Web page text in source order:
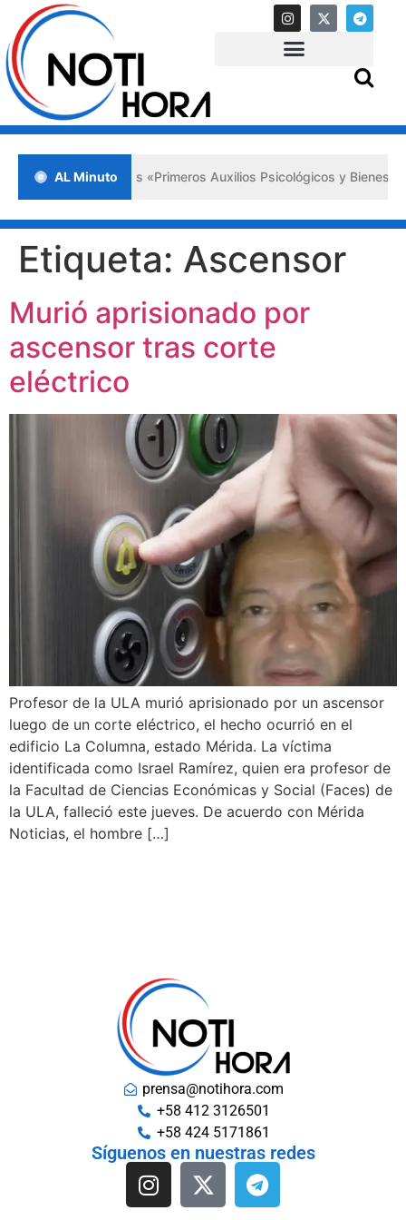
AL Minuto
en Lara impulsa los «Primeros Auxilios Psicológicos y Bienestar
Etiqueta: Ascensor
Murió aprisionado por
ascensor tras corte
eléctrico
Profesor de la ULA murió aprisionado por un ascensor
luego de un corte eléctrico, el hecho ocurrió en el
edificio La Columna, estado Mérida. La víctima
identificada como Israel Ramírez, quien era profesor de
la Facultad de Ciencias Económicas y Social (Faces) de
la ULA, falleció este jueves. De acuerdo con Mérida
Noticias, el hombre […]
prensa@notihora.com
+58 412 3126501
+58 424 5171861
Síguenos en nuestras redes